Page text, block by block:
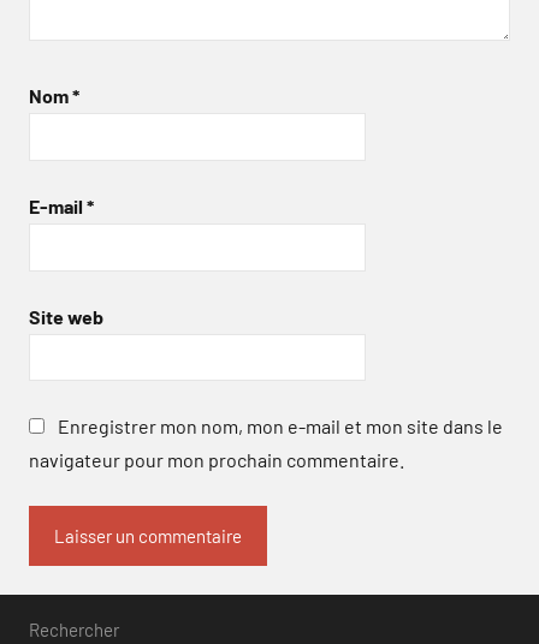
Nom*
E-mail *
Site web
Enregistrer mon nom, mon e-mail et mon site dans le
navigateur pour mon prochain commentaire.
Rechercher